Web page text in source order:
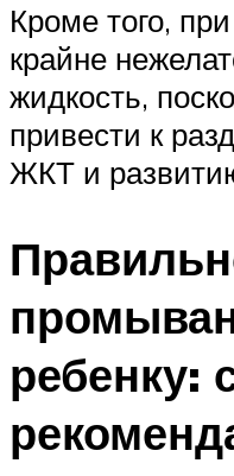
Кроме того,
крайне
жидкость,
привести к
ЖКТ и
ребенку: